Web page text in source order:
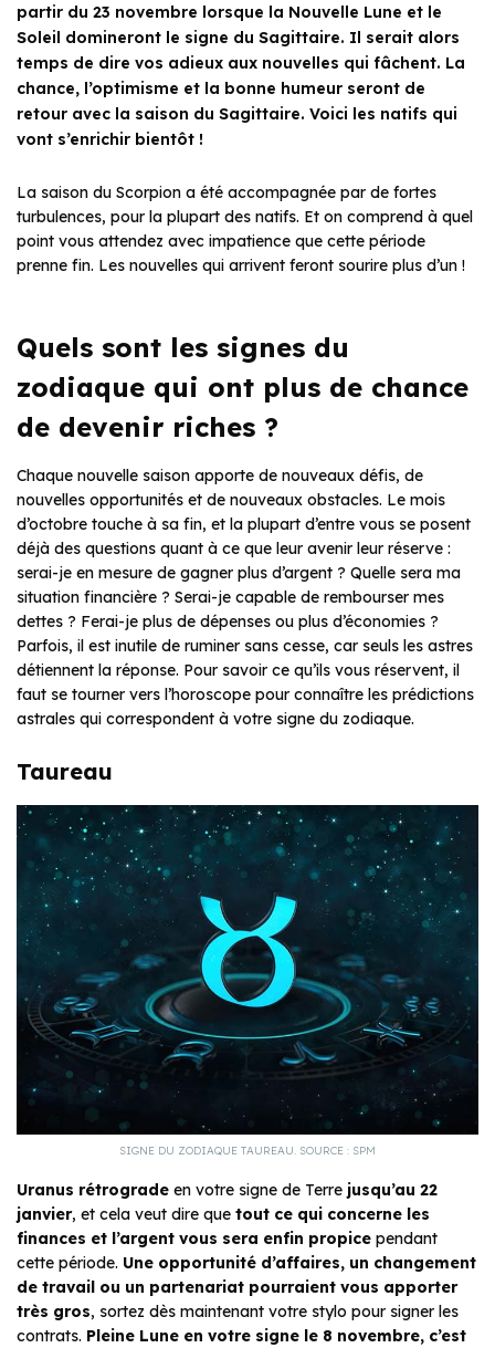
partir du 23 novembre lorsque la Nouvelle Lune et le
Soleil domineront le signe du Sagittaire. Il serait alors
temps de dire vos adieux aux nouvelles qui fâchent. La
chance, l’optimisme et la bonne humeur seront de
retour avec la saison du Sagittaire. Voici les natifs qui
vont s’enrichir bientôt !
La saison du Scorpion a été accompagnée par de fortes
turbulences, pour la plupart des natifs. Et on comprend à quel
point vous attendez avec impatience que cette période
prenne fin. Les nouvelles qui arrivent feront sourire plus d’un !
Quels sont les signes du
zodiaque qui ont plus de chance
de devenir riches ?
Chaque nouvelle saison apporte de nouveaux défis, de
nouvelles opportunités et de nouveaux obstacles. Le mois
d’octobre touche à sa fin, et la plupart d’entre vous se posent
déjà des questions quant à ce que leur avenir leur réserve :
serai-je en mesure de gagner plus d’argent ? Quelle sera ma
situation financière ? Serai-je capable de rembourser mes
dettes ? Ferai-je plus de dépenses ou plus d’économies ?
Parfois, il est inutile de ruminer sans cesse, car seuls les astres
détiennent la réponse. Pour savoir ce qu’ils vous réservent, il
faut se tourner vers l’horoscope pour connaître les prédictions
astrales qui correspondent à votre signe du zodiaque.
Taureau
SIGNE DU ZODIAQUE TAUREAU. SOURCE : SPM
Uranus rétrograde en votre signe de Terre jusqu’au 22
janvier, et cela veut dire que tout ce qui concerne les
finances et l’argent vous sera enfin propice pendant
cette période. Une opportunité d’affaires, un changement
de travail ou un partenariat pourraient vous apporter
très gros, sortez dès maintenant votre stylo pour signer les
contrats. Pleine Lune en votre signe le 8 novembre, c’est